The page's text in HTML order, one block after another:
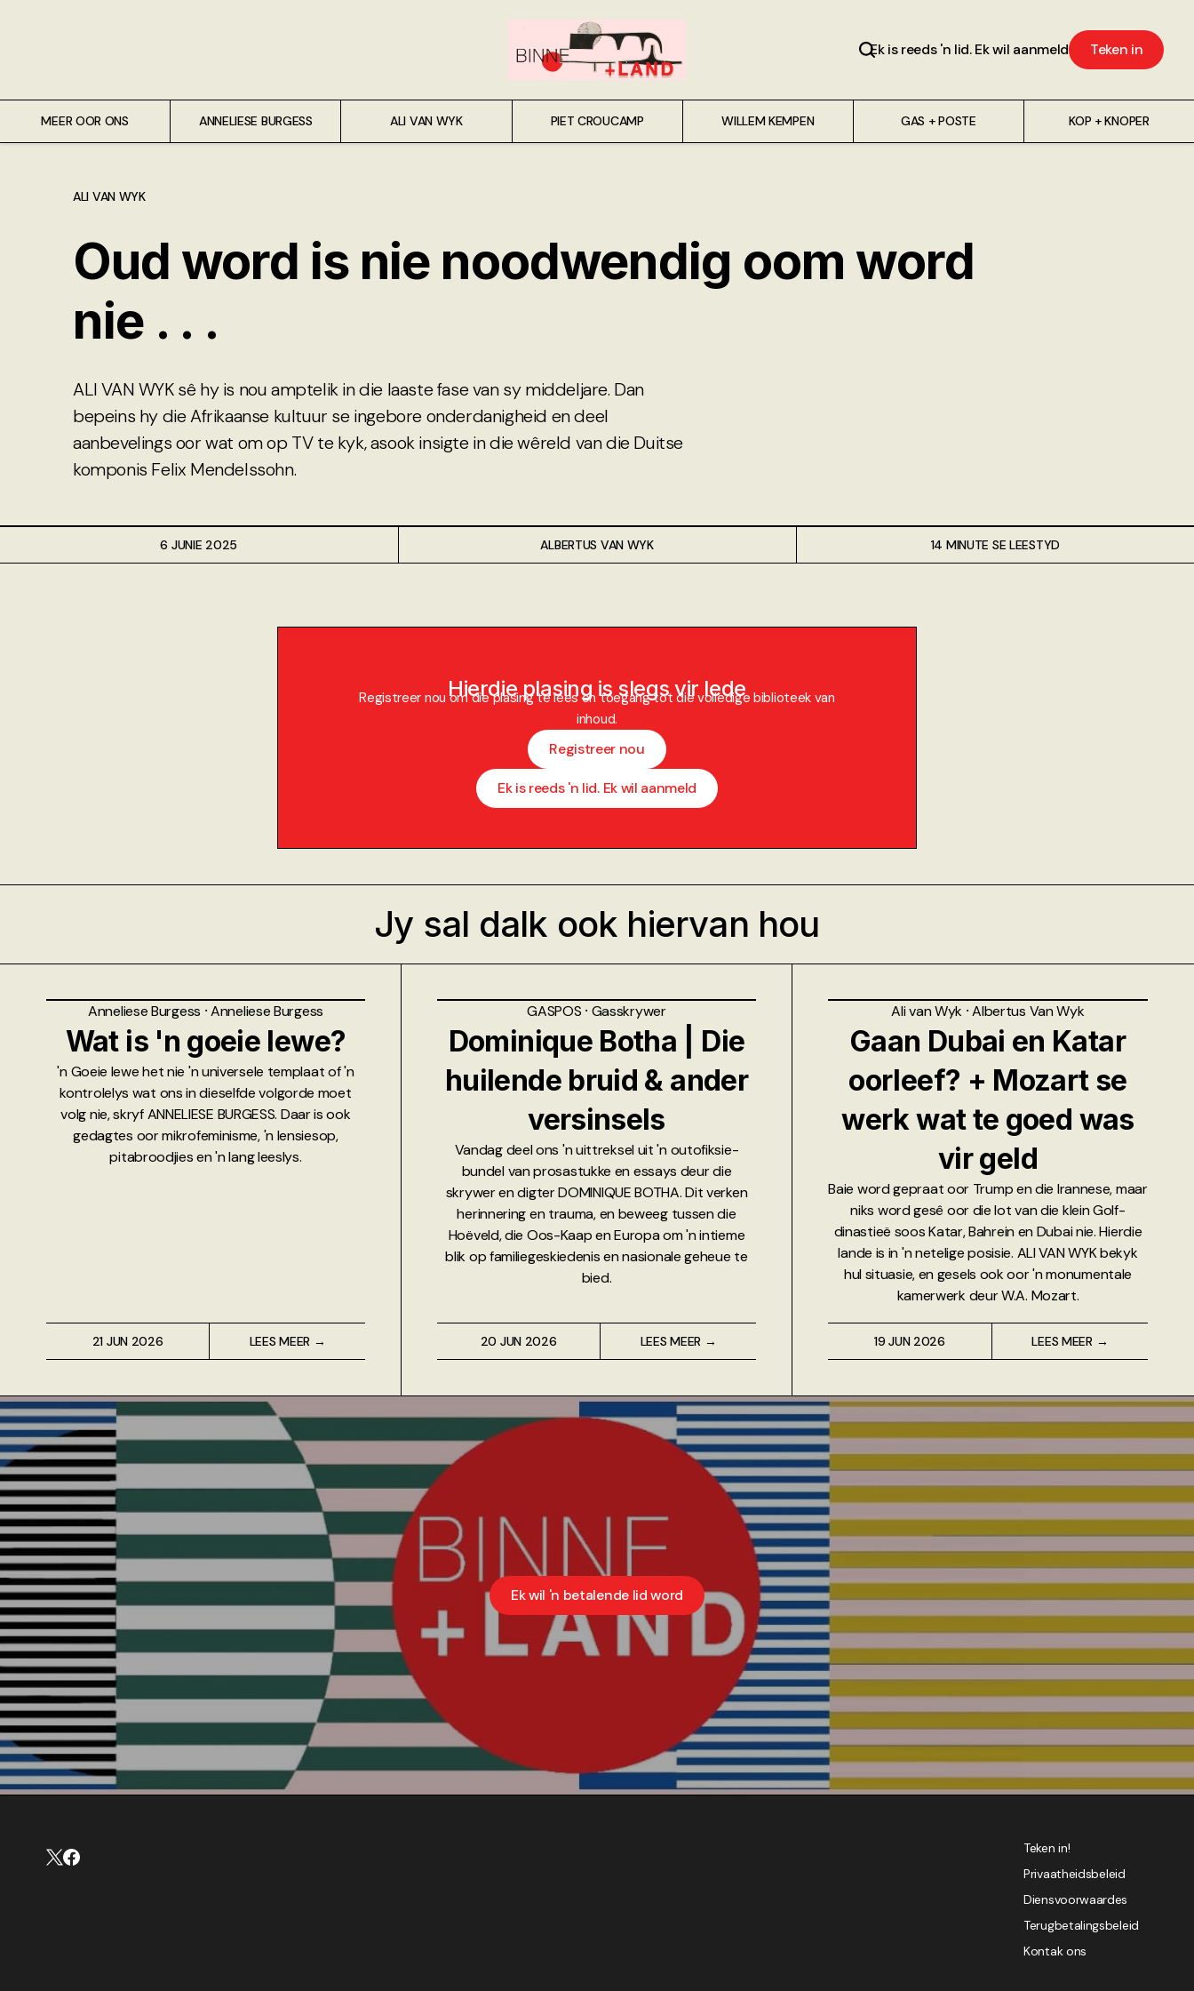
Ek is reeds 'n lid. Ek wil aanmeld Teken in
MEER OOR ONS ANNELIESE BURGESS ALI VAN WYK PIET CROUCAMP WILLEM KEMPEN GAS + POSTE KOP + KNOPER
ALI VAN WYK
Oud word is nie noodwendig oom word
nie . . .
ALI VAN WYK sê hy is nou amptelik in die laaste fase van sy middeljare. Dan
bepeins hy die Afrikaanse kultuur se ingebore onderdanigheid en deel
aanbevelings oor wat om op TV te kyk, asook insigte in die wêreld van die Duitse
komponis Felix Mendelssohn.
6 JUNIE 2025 ALBERTUS VAN WYK 14 MINUTE SE LEESTYD
Hierdie plasing is slegs vir lede
Registreer nou om die plasing te lees en toegang tot die volledige biblioteek van
inhoud.
Registreer nou
Ek is reeds 'n lid. Ek wil aanmeld
Jy sal dalk ook hiervan hou
Anneliese Burgess ⸱Anneliese Burgess
Wat is 'n goeie lewe?
'n Goeie lewe het nie 'n universele templaat of 'n
kontrolelys wat ons in dieselfde volgorde moet
volg nie, skryf ANNELIESE BURGESS. Daar is ook
gedagtes oor mikrofeminisme, 'n lensiesop,
pitabroodjies en 'n lang leeslys.
21 JUN 2026 LEES MEER →
GASPOS ⸱ Gasskrywer
Dominique Botha | Die
huilende bruid & ander
versinsels
Vandag deel ons 'n uittreksel uit 'n outofiksie-
bundel van prosastukke en essays deur die
skrywer en digter DOMINIQUE BOTHA. Dit verken
herinnering en trauma, en beweeg tussen die
Hoëveld, die Oos-Kaap en Europa om 'n intieme
blik op familiegeskiedenis en nasionale geheue te
bied.
20 JUN 2026 LEES MEER →
Ali van Wyk ⸱Albertus Van Wyk
Gaan Dubai en Katar
oorleef? + Mozart se
werk wat te goed was
vir geld
Baie word gepraat oor Trump en die Irannese, maar
niks word gesê oor die lot van die klein Golf-
dinastieë soos Katar, Bahrein en Dubai nie. Hierdie
lande is in 'n netelige posisie. ALI VAN WYK bekyk
hul situasie, en gesels ook oor 'n monumentale
kamerwerk deur W.A. Mozart.
19 JUN 2026 LEES MEER →
Ek wil 'n betalende lid word
Teken in!
Privaatheidsbeleid
Diensvoorwaardes
Terugbetalingsbeleid
Kontak ons
Ali van Wyk
Gas + Poste
Kop + Knoper